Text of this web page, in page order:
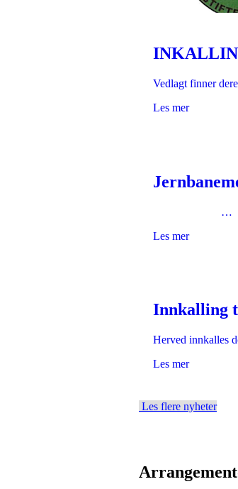
Vedlagt finner
Les mer
…
Les mer
Innkalling
Herved innkalles
Les mer
Les flere nyheter